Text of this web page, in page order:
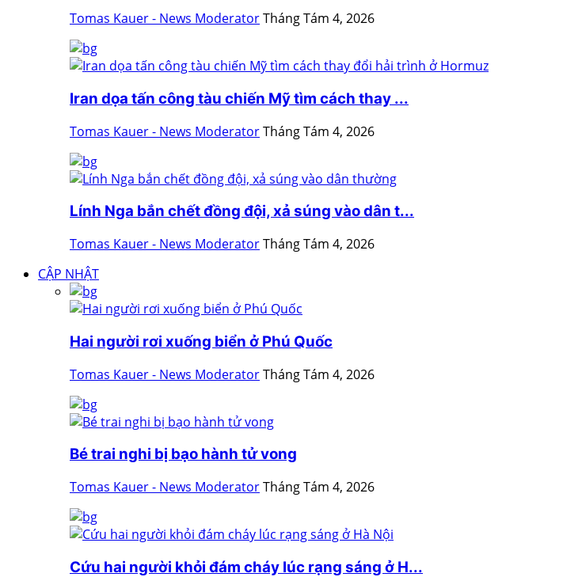
Tomas Kauer - News ModeratorTháng Tám 4, 2026
Iran dọa tấn công tàu chiến Mỹ tìm cách thay ...
Tomas Kauer - News ModeratorTháng Tám 4, 2026
Lính Nga bắn chết đồng đội, xả súng vào dân t...
Tomas Kauer - News ModeratorTháng Tám 4, 2026
CẬP NHẬT
Hai người rơi xuống biển ở Phú Quốc
Tomas Kauer - News ModeratorTháng Tám 4, 2026
Bé trai nghi bị bạo hành tử vong
Tomas Kauer - News ModeratorTháng Tám 4, 2026
Cứu hai người khỏi đám cháy lúc rạng sáng ở H...